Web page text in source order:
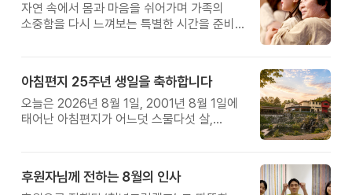
자연 속에서 몸과 마음을 쉬어가며 가족의
소중함을 다시 느껴보는 특별한 시간을 준비해
아침편지 25주년 생일을 축하합니다
오늘은 2026년 8월 1일, 2001년 8월 1일에
태어난 아침편지가 어느덧 스물다섯 살,
후원자님께 전하는 8월의 인사